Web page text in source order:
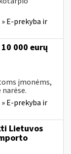
» E-prekyba ir
000 eurų
įmonėms,
» E-prekyba ir
Lietuvos